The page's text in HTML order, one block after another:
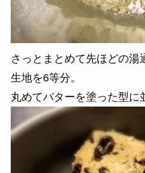
さっとまとめて先ほどの湯
生地を6等分。
丸めてバターを塗った型に